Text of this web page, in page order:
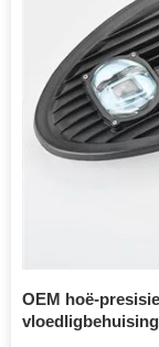
OEM hoë-
vloedligbehuising